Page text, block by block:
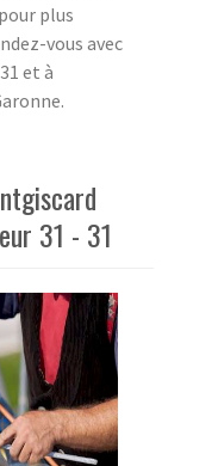
plus
vous avec
et à
31 - 31